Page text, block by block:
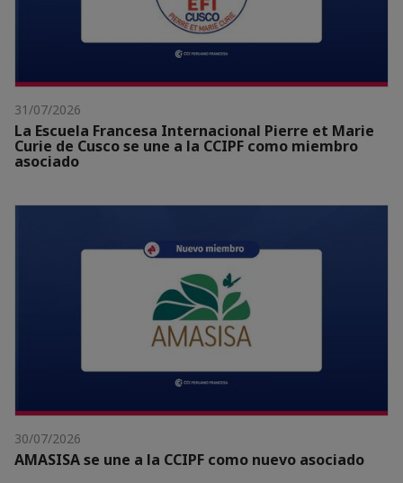
31/07/2026
La Escuela Francesa Internacional Pierre et Marie
Curie de Cusco se une a la CCIPF como miembro
asociado
30/07/2026
AMASISA se une a la CCIPF como nuevo asociado